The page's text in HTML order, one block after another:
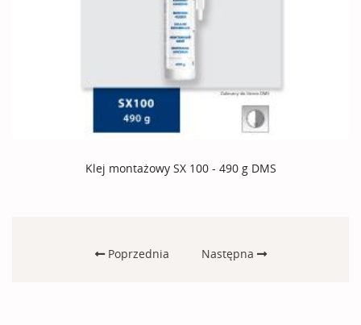
Klej montażowy SX 100 - 490 g DMS
Poprzednia Następna